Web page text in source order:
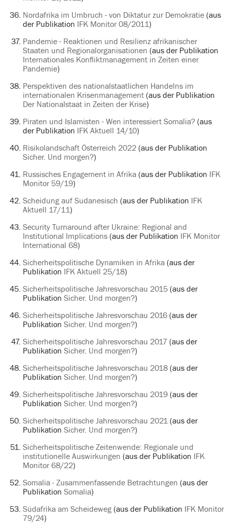
Nordafrika im Umbruch - von Diktatur zur Demokratie(aus
der Publikation IFK Monitor 08/2011)
Pandemie - Reaktionen und Resilienz afrikanischer
Staaten und Regionalorganisationen (aus der Publikation
Internationales Konfliktmanagement in Zeiten einer
Pandemie)
Perspektiven des nationalstaatlichen Handelns im
internationalen Krisenmanagement(aus der Publikation
Der Nationalstaat in Zeiten der Krise)
Piraten und Islamisten - Wen interessiert Somalia?(aus
der Publikation IFK Aktuell 14/10)
Risikolandschaft Österreich 2022(aus der Publikation
Sicher. Und morgen?)
Russisches Engagement in Afrika(aus der Publikation IFK
Monitor 59/19)
Scheidung auf Sudanesisch (aus der Publikation IFK
Aktuell 17/11)
Security Turnaround after Ukraine: Regional and
Institutional Implications(aus der Publikation IFK Monitor
International 68)
Sicherheitspolitische Dynamiken in Afrika(aus der
Publikation IFK Aktuell 25/18)
Sicherheitspolitische Jahresvorschau 2015(aus der
Publikation Sicher. Und morgen?)
Sicherheitspolitische Jahresvorschau 2016(aus der
Publikation Sicher. Und morgen?)
Sicherheitspolitische Jahresvorschau 2017(aus der
Publikation Sicher. Und morgen?)
Sicherheitspolitische Jahresvorschau 2018(aus der
Publikation Sicher. Und morgen?)
Sicherheitspolitische Jahresvorschau 2019(aus der
Publikation Sicher. Und morgen?)
Sicherheitspolitische Jahresvorschau 2021(aus der
Publikation Sicher. Und morgen?)
Sicherheitspolitische Zeitenwende: Regionale und
institutionelle Auswirkungen (aus der Publikation IFK
Monitor 68/22)
Somalia - Zusammenfassende Betrachtungen (aus der
Publikation Somalia)
Südafrika am Scheideweg(aus der Publikation IFK Monitor
79/24)